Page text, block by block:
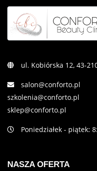
ul. Kobiórska 12, 43-
salon@conforto.pl
szkolenia@conforto.pl
sklep@conforto.pl
Poniedziałek - piątek:
NASZA OFERTA